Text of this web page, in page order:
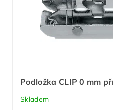
Podložka CLIP 0 mm
Skladem